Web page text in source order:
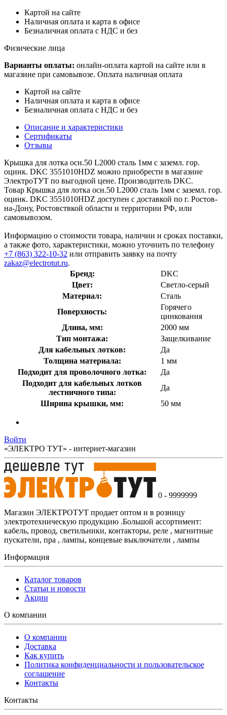
Картой на сайте
Наличная оплата и карта в офисе
Безналичная оплата с НДС и без
Физические лица
Варианты оплаты: онлайн-оплата картой на сайте или в
магазине при самовывозе. Оплата наличная оплата
Картой на сайте
Наличная оплата и карта в офисе
Безналичная оплата с НДС и без
Описание и характеристики
Сертификаты
Отзывы
Крышка для лотка осн.50 L2000 сталь 1мм с заземл. гор.
оцинк. DKC 3551010HDZ можно приобрести в магазине
ЭлектроТУТ по выгодной цене. Производитель DKC.
Товар Крышка для лотка осн.50 L2000 сталь 1мм с заземл. гор.
оцинк. DKC 3551010HDZ доступен с доставкой по г. Ростов-
на-Дону, Ростовствкой области и территории РФ, или
самовывозом.
Информацию о стоимости товара, наличии и сроках поставки,
а также фото, характеристики, можно уточнить по телефону
+7 (863) 322-10-32 или отправить заявку на почту
zakaz@electrotut.ru.
Бренд:
DKC
Цвет:
Светло-серый
Материал:
Сталь
Поверхность:
Горячего
цинкования
Длина, мм:
2000 мм
Тип монтажа:
Защелкивание
Для кабельных лотков:
Да
Толщина материала:
1 мм
Подходит для проволочного лотка:
Да
Подходит для кабельных лотков
лестничного типа:
Да
Ширина крышки, мм:
50 мм
Войти
«ЭЛЕКТРО ТУТ» - интернет-магазин
0 - 9999999
Магазин ЭЛЕКТРОТУТ продает оптом и в розницу
электротехническую продукцию .Большой ассортимент:
кабель, провод, светильники, контакторы, реле , магнитные
пускатели, пра , лампы, концевые выключатели , лампы
Информация
Каталог товаров
Статьи и новости
Акции
О компании
О компании
Доставка
Как купить
Политика конфиденциальности и пользовательское
соглашение
Контакты
Контакты